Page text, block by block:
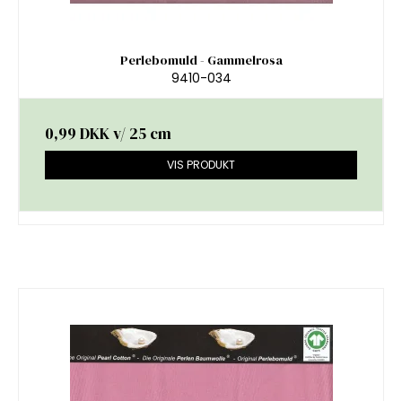
Perlebomuld - Gammelrosa
9410-034
0,99 DKKv/ 25 cm
VIS PRODUKT